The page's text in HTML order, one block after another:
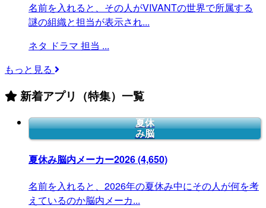
名前を入れると、その人がVIVANTの世界で所属する
謎の組織と担当が表示され...
ネタ ドラマ 担当 ...
もっと見る
新着アプリ（特集）一覧
夏休
み脳
夏休み脳内メーカー2026(4,650)
名前を入れると、2026年の夏休み中にその人が何を考
えているのか脳内メーカ...